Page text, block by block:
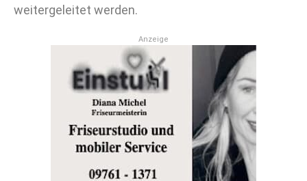
weitergeleitet werden.
Anzeige